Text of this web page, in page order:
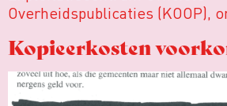
Overheidspublicaties (KOOP),
Kopieerkosten